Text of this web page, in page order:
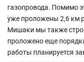
газопровода. Помимо
уже проложены 2,6 км
Мишаки мы также
проложено еще
работы планируется